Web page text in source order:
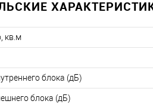
кв.м
блока (дБ)
блока (дБ)